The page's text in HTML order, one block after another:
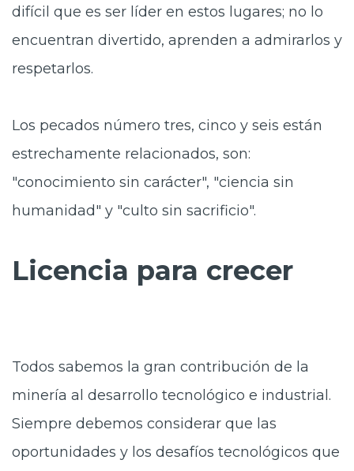
difícil que es ser líder en estos lugares; no lo
encuentran divertido, aprenden a admirarlos y
respetarlos.
Los pecados número tres, cinco y seis están
estrechamente relacionados, son:
"conocimiento sin carácter", "ciencia sin
humanidad" y "culto sin sacrificio".
Licencia para crecer
Todos sabemos la gran contribución de la
minería al desarrollo tecnológico e industrial.
Siempre debemos considerar que las
oportunidades y los desafíos tecnológicos que